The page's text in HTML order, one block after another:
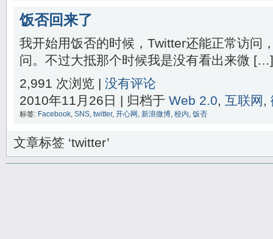
饭否回来了
我开始用饭否的时候，Twitter还能正常访问
问。不过大抵那个时候我是没有看出来微 […]
2,991 次浏览 | 没有评论
2010年11月26日 | 归档于 Web 2.0, 互联网 ,
标签: Facebook, SNS, twitter, 开心网 , 新浪微博, 校内, 饭否
文章标签 ‘twitter’